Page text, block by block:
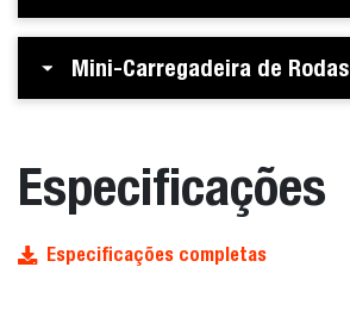
Mini-Carregadeira de Rodas
Especificações
Especificações completas